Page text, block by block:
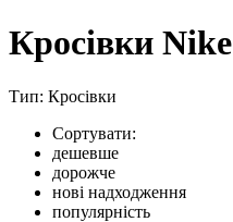
Кросівки Nike
Тип: Кросівки
Сортувати:
дешевше
дорожче
нові надходження
популярність